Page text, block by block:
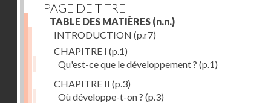
PAGE DE TITRE
TABLE DES MATIÈRES (n.n.)
INTRODUCTION (p.r7)
CHAPITRE I (p.1)
Qu'est-ce que le développement ? (p.1)
CHAPITRE II (p.3)
Où développe-t-on ? (p.3)